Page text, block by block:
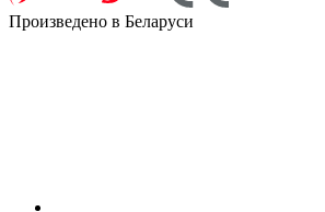
Произведено в Беларуси